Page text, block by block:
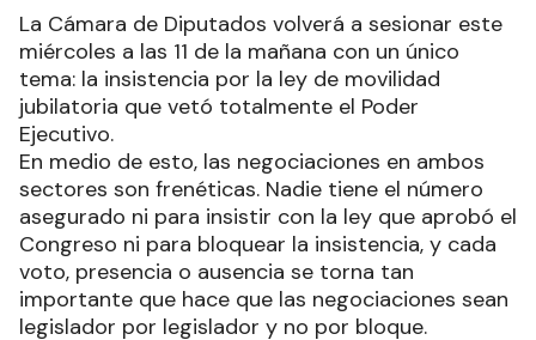
La Cámara de Diputados volverá a sesionar este
miércoles a las 11 de la mañana con un único
tema: la insistencia por la ley de movilidad
jubilatoria que vetó totalmente el Poder
Ejecutivo.
En medio de esto, las negociaciones en ambos
sectores son frenéticas. Nadie tiene el número
asegurado ni para insistir con la ley que aprobó el
Congreso ni para bloquear la insistencia, y cada
voto, presencia o ausencia se torna tan
importante que hace que las negociaciones sean
legislador por legislador y no por bloque.